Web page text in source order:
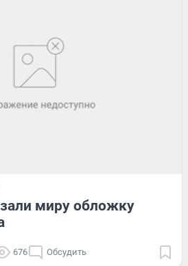
миру обложку
676 Обсудить